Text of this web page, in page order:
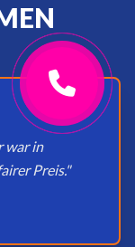
war in
Preis."